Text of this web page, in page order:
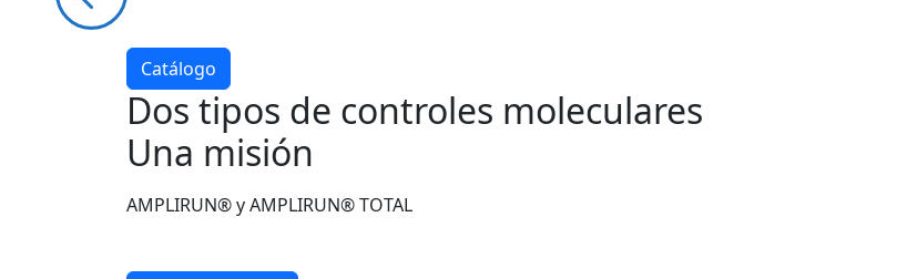
Catálogo
Dos tipos de controles moleculares
Una misión
AMPLIRUN® y AMPLIRUN® TOTAL